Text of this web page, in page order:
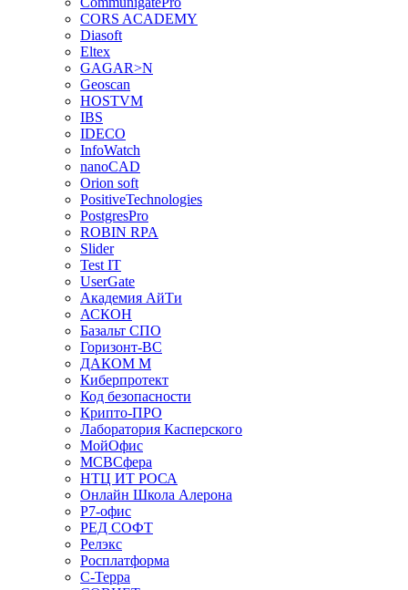
CORS ACADEMY
Diasoft
Eltex
GAGAR>N
Geoscan
HOSTVM
IBS
IDECO
InfoWatch
nanoCAD
Orion soft
PositiveTechnologies
PostgresPro
ROBIN RPA
Slider
Test IT
UserGate
Академия АйТи
АСКОН
Базальт СПО
Горизонт-ВС
ДАКОМ М
Киберпротект
Код безопасности
Крипто-ПРО
Лаборатория Касперского
МойОфис
МСВСфера
НТЦ ИТ РОСА
Онлайн Школа Алерона
Р7-офис
РЕД СОФТ
Релэкс
Росплатформа
С-Терра